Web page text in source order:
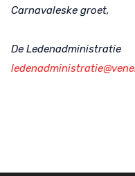
Carnavaleske groet,
De Ledenadministratie